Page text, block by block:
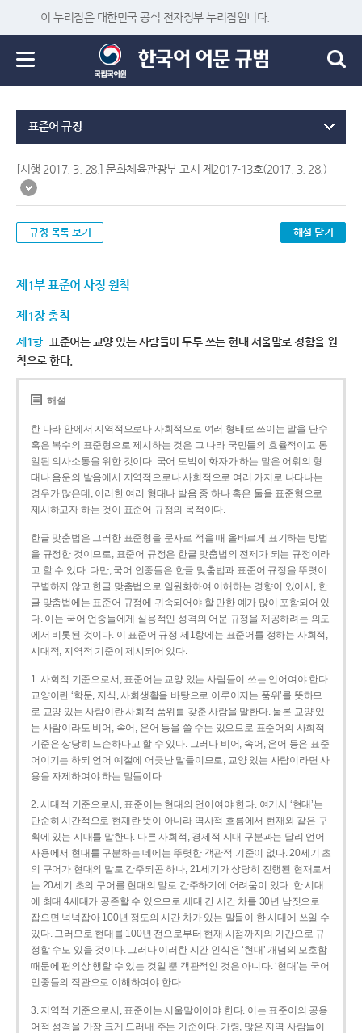
이 누리집은 대한민국 공식 전자정부 누리집입니다.
표준어 규정
[시행 2017. 3. 28.] 문화체육관광부 고시 제2017-13호(2017. 3. 28.)
규정 목록 보기 해설 닫기
제1부 표준어 사정 원칙
제1장 총칙
제1항 표준어는 교양 있는 사람들이 두루 쓰는 현대 서울말로 정함을 원
칙으로 한다.
해설
한 나라 안에서 지역적으로나 사회적으로 여러 형태로 쓰이는 말을 단수
혹은 복수의 표준형으로 제시하는 것은 그 나라 국민들의 효율적이고 통
일된 의사소통을 위한 것이다. 국어 토박이 화자가 하는 말은 어휘의 형
태나 음운의 발음에서 지역적으로나 사회적으로 여러 가지로 나타나는
경우가 많은데, 이러한 여러 형태나 발음 중 하나 혹은 둘을 표준형으로
제시하고자 하는 것이 표준어 규정의 목적이다.
한글 맞춤법은 그러한 표준형을 문자로 적을 때 올바르게 표기하는 방법
을 규정한 것이므로, 표준어 규정은 한글 맞춤법의 전제가 되는 규정이라
고 할 수 있다. 다만, 국어 언중들은 한글 맞춤법과 표준어 규정을 뚜렷이
구별하지 않고 한글 맞춤법으로 일원화하여 이해하는 경향이 있어서, 한
글 맞춤법에는 표준어 규정에 귀속되어야 할 만한 예가 많이 포함되어 있
다. 이는 국어 언중들에게 실용적인 성격의 어문 규정을 제공하려는 의도
에서 비롯된 것이다. 이 표준어 규정 제1항에는 표준어를 정하는 사회적,
시대적, 지역적 기준이 제시되어 있다.
1. 사회적 기준으로서, 표준어는 교양 있는 사람들이 쓰는 언어여야 한다.
교양이란 ‘학문, 지식, 사회생활을 바탕으로 이루어지는 품위’를 뜻하므
로 교양 있는 사람이란 사회적 품위를 갖춘 사람을 말한다. 물론 교양 있
는 사람이라도 비어, 속어, 은어 등을 쓸 수는 있으므로 표준어의 사회적
기준은 상당히 느슨하다고 할 수 있다. 그러나 비어, 속어, 은어 등은 표준
어이기는 하되 언어 예절에 어긋난 말들이므로, 교양 있는 사람이라면 사
용을 자제하여야 하는 말들이다.
2. 시대적 기준으로서, 표준어는 현대의 언어여야 한다. 여기서 ‘현대’는
단순히 시간적으로 현재란 뜻이 아니라 역사적 흐름에서 현재와 같은 구
획에 있는 시대를 말한다. 다른 사회적, 경제적 시대 구분과는 달리 언어
사용에서 현대를 구분하는 데에는 뚜렷한 객관적 기준이 없다. 20세기 초
의 구어가 현대의 말로 간주되곤 하나, 21세기가 상당히 진행된 현재로서
는 20세기 초의 구어를 현대의 말로 간주하기에 어려움이 있다. 한 시대
에 최대 4세대가 공존할 수 있으므로 세대 간 시간 차를 30년 남짓으로
잡으면 넉넉잡아 100년 정도의 시간 차가 있는 말들이 한 시대에 쓰일 수
있다. 그러므로 현대를 100년 전으로부터 현재 시점까지의 기간으로 규
정할 수도 있을 것이다. 그러나 이러한 시간 인식은 ‘현대’ 개념의 모호함
때문에 편의상 행할 수 있는 것일 뿐 객관적인 것은 아니다. ‘현대’는 국어
언중들의 직관으로 이해하여야 한다.
3. 지역적 기준으로서, 표준어는 서울말이어야 한다. 이는 표준어의 공용
어적 성격을 가장 크게 드러내 주는 기준이다. 가령, 많은 지역 사람들이